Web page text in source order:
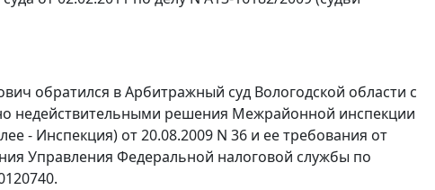
обратился в Арбитражный суд Вологодской области с
недействительными решения Межрайонной инспекции
- Инспекция) от 20.08.2009 N 36 и ее требования от
Управления Федеральной налоговой службы по